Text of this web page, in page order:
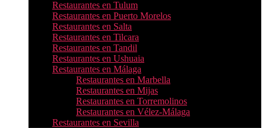
Restaurantes en Tulum
Restaurantes en Puerto Morelos
Restaurantes en Salta
Restaurantes en Tilcara
Restaurantes en Tandil
Restaurantes en Ushuaia
Restaurantes en Málaga
Restaurantes en Marbella
Restaurantes en Mijas
Restaurantes en Torremolinos
Restaurantes en Vélez-Málaga
Restaurantes en Sevilla